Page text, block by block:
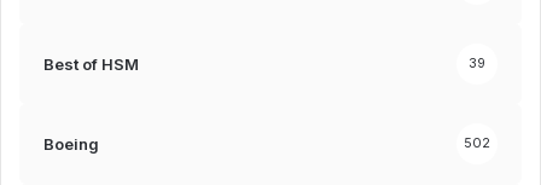
Best of HSM 39
Boeing 502